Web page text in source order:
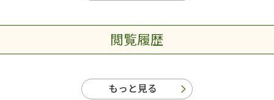
閲覧履歴
もっと見る